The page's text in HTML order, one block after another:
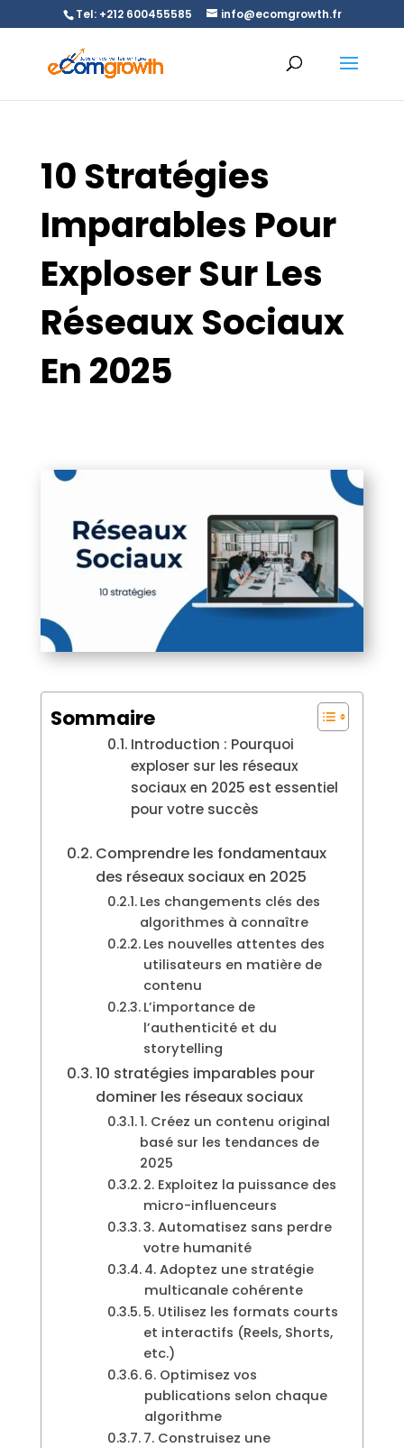
Tel: +212 600455585 info@ecomgrowth.fr
10 Stratégies
Imparables Pour
Exploser Sur Les
Réseaux Sociaux
En 2025
Sommaire
Introduction : Pourquoi
exploser sur les réseaux
sociaux en 2025 est essentiel
pour votre succès
Comprendre les fondamentaux
des réseaux sociaux en 2025
Les changements clés des
algorithmes à connaître
Les nouvelles attentes des
utilisateurs en matière de
contenu
L’importance de
l’authenticité et du
storytelling
10 stratégies imparables pour
dominer les réseaux sociaux
1. Créez un contenu original
basé sur les tendances de
2025
2. Exploitez la puissance des
micro-influenceurs
3. Automatisez sans perdre
votre humanité
4. Adoptez une stratégie
multicanale cohérente
5. Utilisez les formats courts
et interactifs (Reels, Shorts,
etc.)
6. Optimisez vos
publications selon chaque
algorithme
7. Construisez une